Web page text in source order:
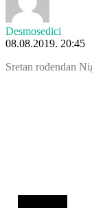
Desmosedici
08.08.2019. 20:45
Sretan rođendan